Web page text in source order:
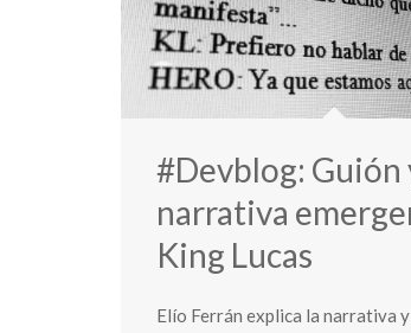
#Devblog: Guión
narrativa
King Lucas
Elío Ferrán explica la narrativa